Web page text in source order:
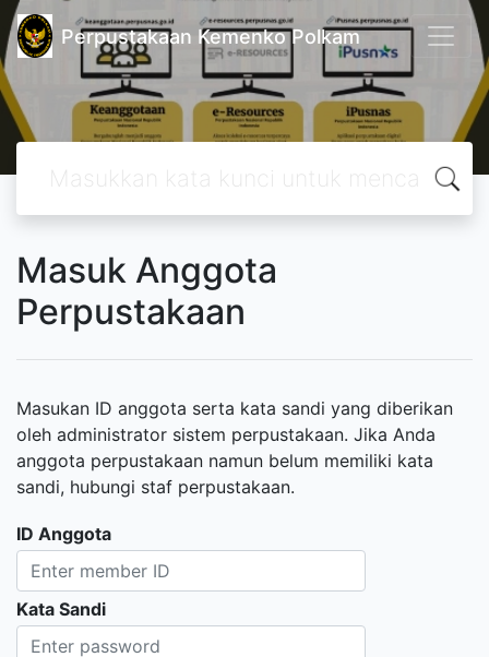
Perpustakaan Kemenko Polkam
Masuk Anggota
Perpustakaan
Masukan ID anggota serta kata sandi yang diberikan
oleh administrator sistem perpustakaan. Jika Anda
anggota perpustakaan namun belum memiliki kata
sandi, hubungi staf perpustakaan.
ID Anggota
Kata Sandi